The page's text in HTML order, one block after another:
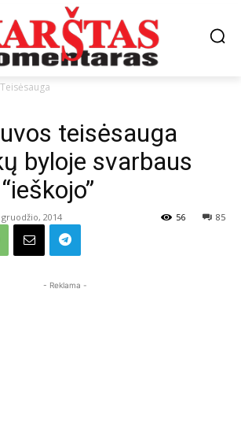
Teisėsauga
teisėsauga
byloje svarbaus
gruodžio, 2014 85
56
- Reklama -